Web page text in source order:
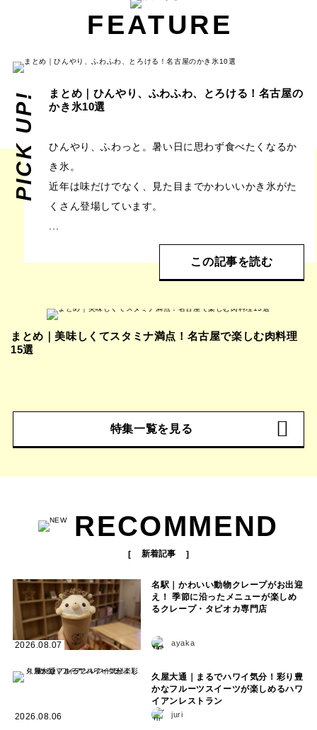
FEATURE
PICK UP!
まとめ｜ひんやり、ふわふわ、とろける！名古屋の
かき氷10選
ひんやり、ふわっと。暑い日に思わず食べたくなるか
き氷。
近年は味だけでなく、見た目までかわいいかき氷がた
くさん登場しています。
...
この記事を読む
まとめ｜美味しくてスタミナ満点！名古屋で楽しむ肉料理
15選
特集一覧を見る
RECOMMEND
新着記事
2026.08.07
名駅｜かわいい動物クレープがお出迎
え！ 季節に沿ったメニューが楽しめ
るクレープ・タピオカ専門店
ayaka
2026.08.06
久屋大通｜まるでハワイ気分！彩り豊
かなフルーツスイーツが楽しめるハワ
イアンレストラン
juri